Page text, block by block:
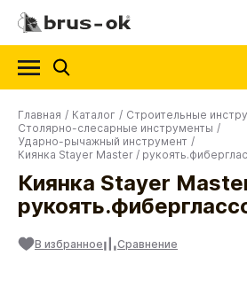
Главная / Каталог / Строительные
Столярно-слесарные инструменты /
Ударно-рычажный инструмент /
Киянка Stayer Master /
Киянка Stayer
В избранное Сравнение